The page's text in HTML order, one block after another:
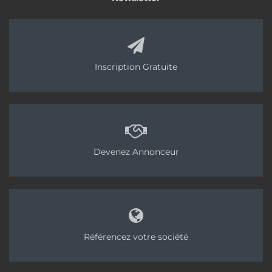
Tags: Plancher chauffant Thermacome Thermador
Inscription Gratuite
Devenez Annonceur
Référencez votre société